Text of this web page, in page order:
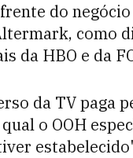
do
como
da HBO e da
da TV paga
o OOH